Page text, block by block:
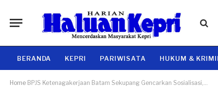
BERANDA KEPRI PARIWISATA HUKUM &
Home BPJS Ketenagakerjaan Batam Sekupang Gencarkan Sosialisasi, Sasar Komunitas Senam untuk Perluasan Peserta